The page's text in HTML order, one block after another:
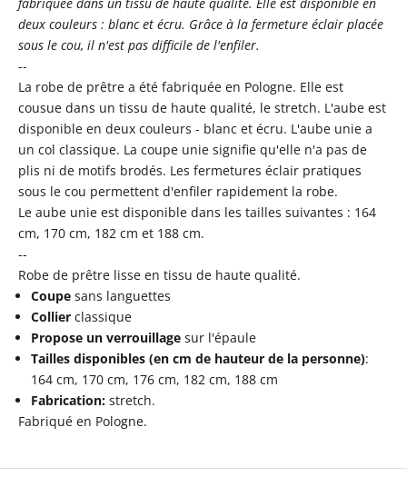
deux couleurs : blanc et écru. Grâce à la fermeture éclair placée
sous le cou, il n'est pas difficile de l'enfiler.
--
La robe de prêtre a été fabriquée en Pologne. Elle est
cousue dans un tissu de haute qualité, le stretch. L'aube est
disponible en deux couleurs - blanc et écru. L'aube unie a
un col classique. La coupe unie signifie qu'elle n'a pas de
plis ni de motifs brodés. Les fermetures éclair pratiques
sous le cou permettent d'enfiler rapidement la robe.
Le aube unie est disponible dans les tailles suivantes : 164
cm, 170 cm, 182 cm et 188 cm.
--
Robe de prêtre lisse en tissu de haute qualité.
Coupe sans languettes
Collier classique
Propose un verrouillage sur l'épaule
Tailles disponibles (en cm de hauteur de la personne):
164 cm, 170 cm, 176 cm, 182 cm, 188 cm
Fabrication: stretch.
Fabriqué en Pologne.